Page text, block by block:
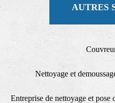
AUTRES
Nettoyage et
Entreprise de nettoyage et pose